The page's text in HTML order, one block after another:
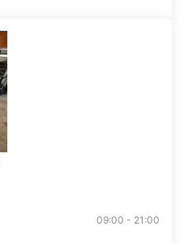
09:00 - 21:00